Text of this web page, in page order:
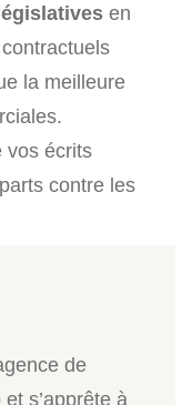
en
la meilleure
vos écrits
contre les
de
s’apprête à